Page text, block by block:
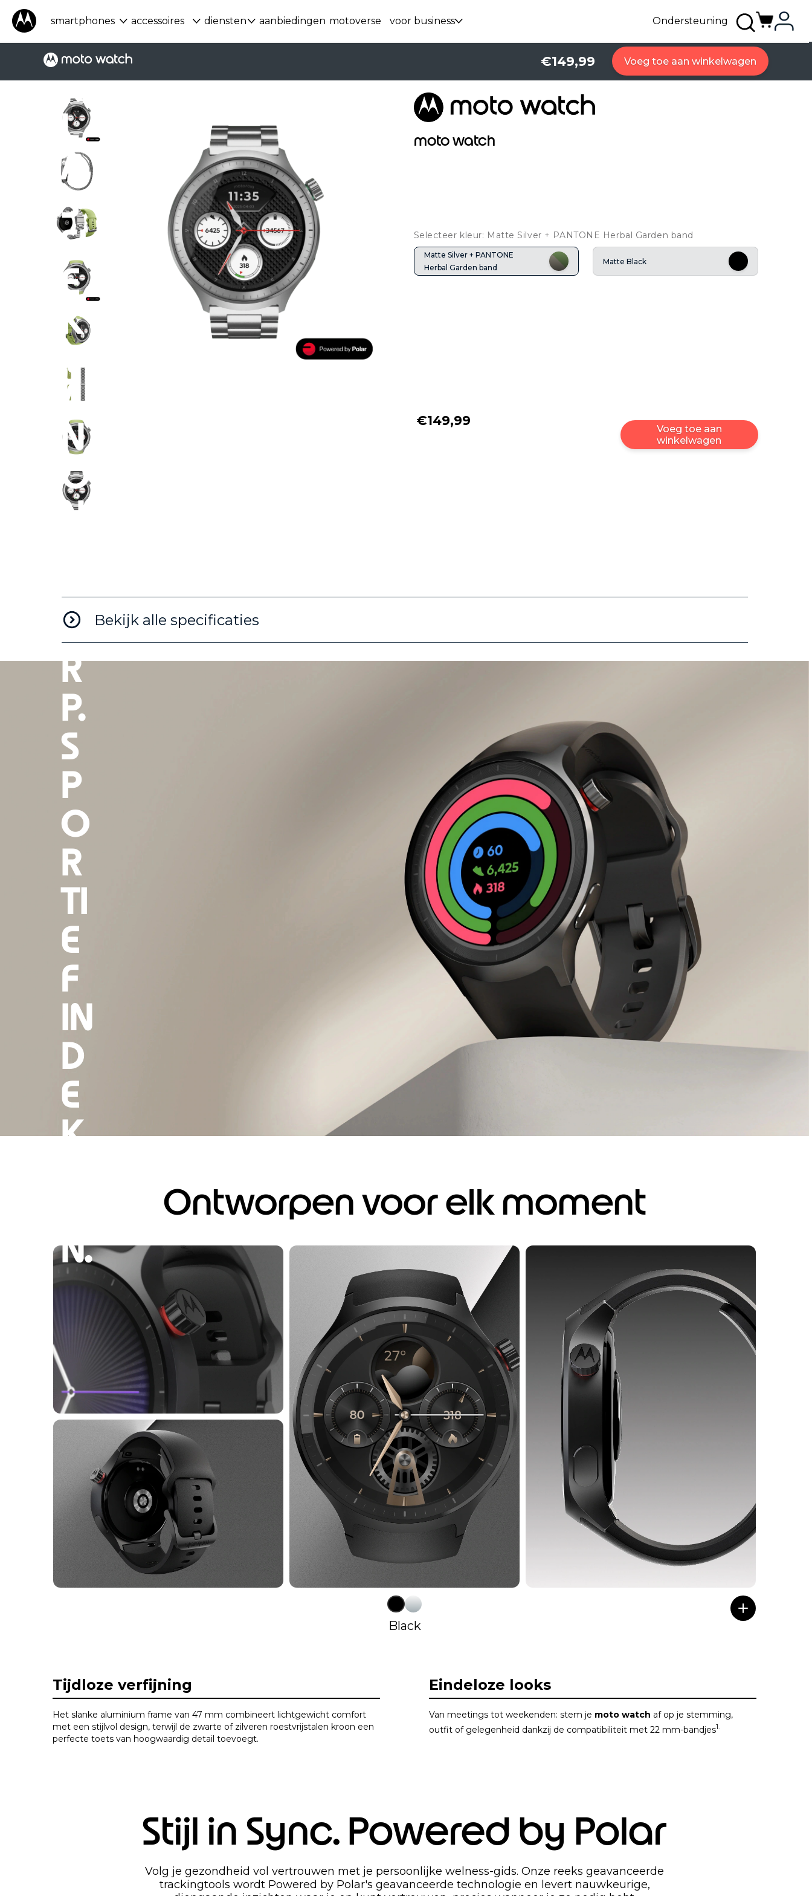
smartphones accessoires diensten aanbiedingen motoverse voor business Ondersteuning
€149,99 Voeg toe aan winkelwagen
moto watch
Selecteer kleur: Matte Silver + PANTONE Herbal Garden band
Matte Silver + PANTONE
Herbal Garden band
Matte Black
€149,99
Voeg toe aan
winkelwagen
Bekijk alle specificaties
K
L
A
S
SI
E
K
V
A
N
O
N
W
E
R
P.
S
P
O
R
TI
E
F
IN
D
E
K
N.
Ontworpen voor elk moment
Black
Tijdloze verfijning
Het slanke aluminium frame van 47 mm combineert lichtgewicht comfort
met een stijlvol design, terwijl de zwarte of zilveren roestvrijstalen kroon een
perfecte toets van hoogwaardig detail toevoegt.
Eindeloze looks
Van meetings tot weekenden: stem je moto watch af op je stemming,
outfit of gelegenheid dankzij de compatibiliteit met 22 mm-bandjes1.
Stijl in Sync. Powered by Polar
Volg je gezondheid vol vertrouwen met je persoonlijke welness-gids. Onze reeks geavanceerde
trackingtools wordt Powered by Polar's geavanceerde technologie en levert nauwkeurige,